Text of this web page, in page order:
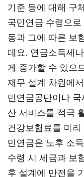
기준 등에 대해 구
국민연금 수령으
동과 그에 따른 보
데요. 연금소득세
게 증가할 수 있으
재무 설계 차원에
민연금공단이나
산 서비스를 적극
건강보험료를 미
민연금은 노후 소
수령 시 세금과 보
후 설계에 만전을